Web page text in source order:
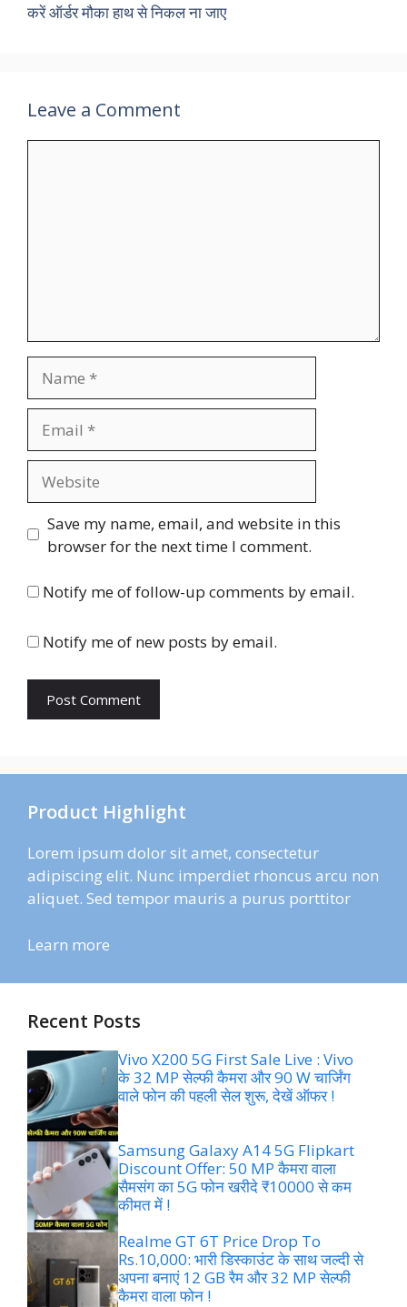
करें ऑर्डर मौका हाथ से निकल ना जाए
Leave a Comment
Save my name, email, and website in this
browser for the next time I comment.
Notify me of follow-up comments by email.
Notify me of new posts by email.
Product Highlight
Lorem ipsum dolor sit amet, consectetur
adipiscing elit. Nunc imperdiet rhoncus arcu non
aliquet. Sed tempor mauris a purus porttitor
Learn more
Recent Posts
Vivo X200 5G First Sale Live : Vivo
के 32 MP सेल्फी कैमरा और 90 W चार्जिंग
वाले फोन की पहली सेल शुरू, देखें ऑफर !
Samsung Galaxy A14 5G Flipkart
Discount Offer: 50 MP कैमरा वाला
सैमसंग का 5G फोन खरीदे ₹10000 से कम
कीमत में !
Realme GT 6T Price Drop To
Rs.10,000: भारी डिस्काउंट के साथ जल्दी से
अपना बनाएं 12 GB रैम और 32 MP सेल्फी
कैमरा वाला फोन !